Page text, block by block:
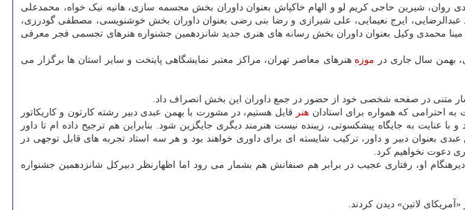
روان، شیرین حاجی کریم لو و الهام خاکپاش بعنوان داوران بخش مجسمه سازی، هانیه نیک خواه، محمدعلی
ایرج نعیمایی، علی شیرازی و رضا بنی رضی بعنوان داوران بخش خوشنویسی، مصطفی گودرزی،
محمدی وکیل بعنوان داوران بخش رسانه های هنری جدید شانزدهمین جشنواره هنرهای تجسمی فجر معرفی
بهمن سال جاری در موزه هنرهای معاصر تهران، مراکز معتبر نمایشگاهی پایتخت و سایر استان ها برگزار می
متنی در صفحه شخصی خود از حضور در جمع داوران این بخش انصراف داد.
احترامی که همواره برای استادان هنر قایل هستیم، در مشورت با بهمن عبدی دبیر رشته کارتون و کاریکاتور
جایگزین انتخاب نکنیم. شایسته است شأن هر ۲ استاد مدنظر قرار گیرد و با عنایت به جایگاه پیشکسوتی، زیبنده نیست هنرمند دیگری جایگزین شود. بنابراین هم ترجیح داده ام تا داور
بعنوان دبیر و داور، ترکیب شایسته ای برای داوری خواهند بود و هر سه استاد تجربه های قابل توجهی در
دعوت نخواهیم کرد.
او، رفتاری عجیب در برابر هم صنفانش هم بشمار می رود اما اظهارنظر دبیرکل شانزدهمین جشنواره
لاتین» دیدن کردند.